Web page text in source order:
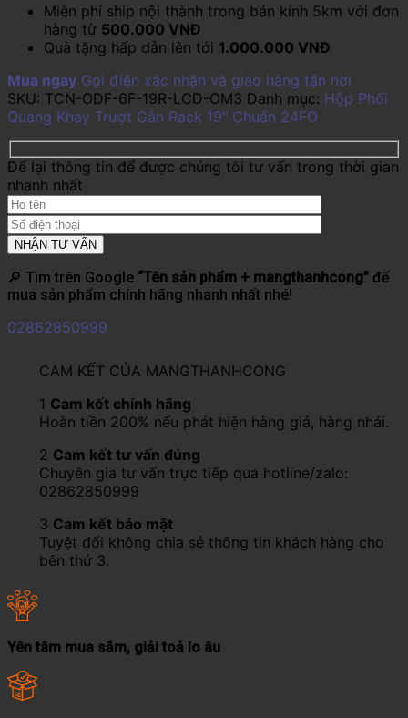
Miễn phí ship nội thành trong bán kính 5km với đơn
hàng từ 500.000 VNĐ
Quà tặng hấp dẫn lên tới 1.000.000 VNĐ
Mua ngay Gọi điện xác nhận và giao hàng tận nơi
SKU: TCN-ODF-6F-19R-LCD-OM3 Danh mục: Hộp Phối
Quang Khay Trượt Gắn Rack 19" Chuẩn 24FO
Để lại thông tin để được chúng tôi tư vấn trong thời gian
nhanh nhất
🔎 Tìm trên Google “Tên sản phẩm + mangthanhcong” để
mua sản phẩm chính hãng nhanh nhất nhé!
02862850999
CAM KẾT CỦA MANGTHANHCONG
1 Cam kết chính hãng
Hoàn tiền 200% nếu phát hiện hàng giả, hàng nhái.
2 Cam kết tư vấn đúng
Chuyên gia tư vấn trực tiếp qua hotline/zalo:
02862850999
3 Cam kết bảo mật
Tuyệt đối không chia sẻ thông tin khách hàng cho
bên thứ 3.
Yên tâm mua sắm, giải toả lo âu